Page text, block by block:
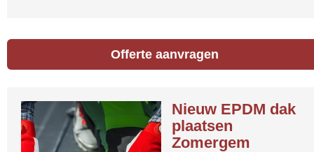
Offerte aanvragen
Nieuw EPDM dak
plaatsen
Zomergem